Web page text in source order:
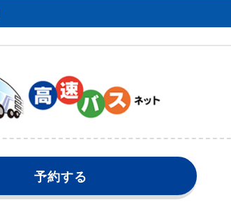
予約する